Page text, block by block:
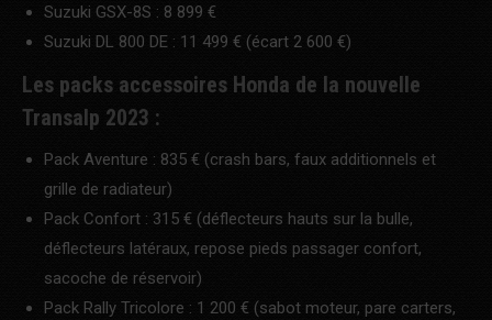
Suzuki GSX-8S : 8 899 €
Suzuki DL 800 DE : 11 499 € (écart 2 600 €)
Les packs accessoires Honda de la nouvelle
Transalp 2023 :
Pack Aventure : 835 € (crash bars, faux additionnels et
grille de radiateur)
Pack Confort : 315 € (déflecteurs hauts sur la bulle,
déflecteurs latéraux, repose pieds passager confort,
sacoche de réservoir)
Pack Rally Tricolore : 1 200 € (sabot moteur, pare carters,